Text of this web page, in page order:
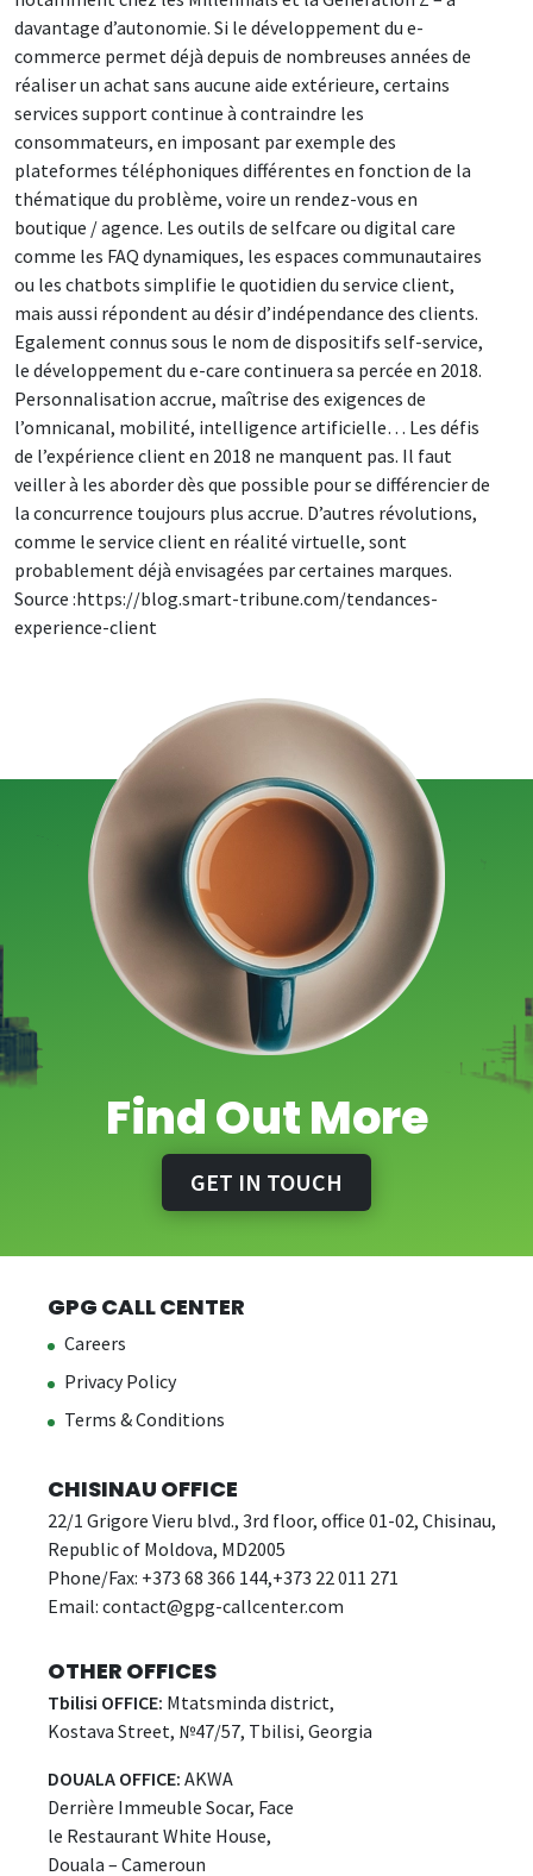
davantage d’autonomie. Si le développement du e-
commerce permet déjà depuis de nombreuses années de
réaliser un achat sans aucune aide extérieure, certains
services support continue à contraindre les
consommateurs, en imposant par exemple des
plateformes téléphoniques différentes en fonction de la
thématique du problème, voire un rendez-vous en
boutique / agence. Les outils de selfcare ou digital care
comme les FAQ dynamiques, les espaces communautaires
ou les chatbots simplifie le quotidien du service client,
mais aussi répondent au désir d’indépendance des clients.
Egalement connus sous le nom de dispositifs self-service,
le développement du e-care continuera sa percée en 2018.
Personnalisation accrue, maîtrise des exigences de
l’omnicanal, mobilité, intelligence artificielle… Les défis
de l’expérience client en 2018 ne manquent pas. Il faut
veiller à les aborder dès que possible pour se différencier de
la concurrence toujours plus accrue. D’autres révolutions,
comme le service client en réalité virtuelle, sont
probablement déjà envisagées par certaines marques.
Source :https://blog.smart-tribune.com/tendances-
experience-client
Find Out More
GET IN TOUCH
GPG CALL CENTER
Careers
Privacy Policy
Terms & Conditions
CHISINAU OFFICE
22/1 Grigore Vieru blvd., 3rd floor, office 01-02, Chisinau,
Republic of Moldova, MD2005
Phone/Fax: +373 68 366 144,+373 22 011 271
Email: contact@gpg-callcenter.com
OTHER OFFICES
Tbilisi OFFICE: Mtatsminda district,
Kostava Street, №47/57, Tbilisi, Georgia
DOUALA OFFICE: AKWA
Derrière Immeuble Socar, Face
le Restaurant White House,
Douala – Cameroun